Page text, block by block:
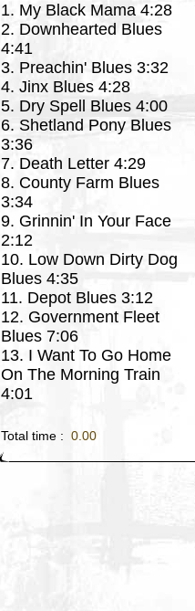
1. My Black Mama 4:28
2. Downhearted Blues
4:41
3. Preachin' Blues 3:32
4. Jinx Blues 4:28
5. Dry Spell Blues 4:00
6. Shetland Pony Blues
3:36
7. Death Letter 4:29
8. County Farm Blues
3:34
9. Grinnin' In Your Face
2:12
10. Low Down Dirty Dog
Blues 4:35
11. Depot Blues 3:12
12. Government Fleet
Blues 7:06
13. I Want To Go Home
On The Morning Train
4:01
Total time : 0.00